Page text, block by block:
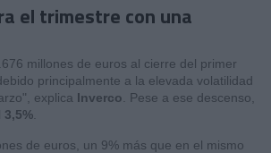
el trimestre con una
millones de euros al cierre del primer
principalmente a la elevada volatilidad
explica Inverco . Pese a ese descenso,
3,5%
de euros, un 9% más que en el mismo